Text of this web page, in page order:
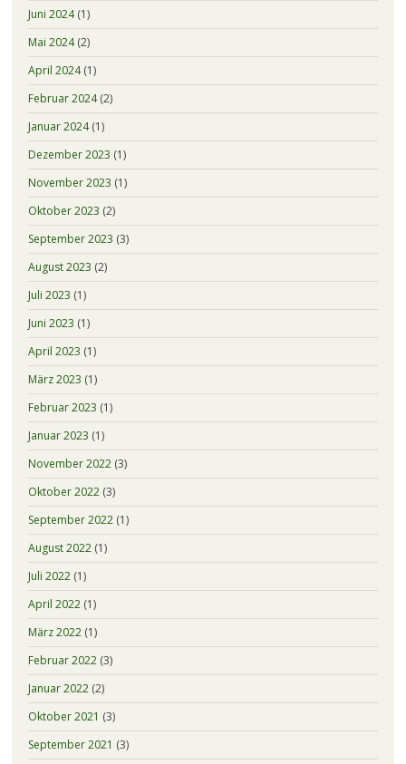
Juni 2024(1)
Mai 2024(2)
April 2024(1)
Februar 2024(2)
Januar 2024(1)
Dezember 2023 (1)
November 2023 (1)
Oktober 2023 (2)
September 2023 (3)
August 2023 (2)
Juli 2023 (1)
Juni 2023 (1)
April 2023 (1)
März 2023 (1)
Februar 2023 (1)
Januar 2023 (1)
November 2022(3)
Oktober 2022(3)
September 2022(1)
August 2022(1)
Juli 2022(1)
April 2022(1)
März 2022(1)
Februar 2022(3)
Januar 2022(2)
Oktober 2021 (3)
September 2021 (3)